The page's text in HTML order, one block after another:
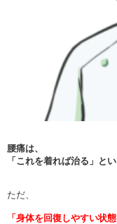
腰痛は、
「これを着れば治る」と
ただ、
「身体を回復しやすい状態